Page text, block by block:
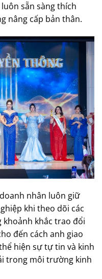
sẵn sàng thích
nâng cấp bản thân.
nhân luôn giữ
khi theo dõi các
khắc trao đổi
đến cách anh giao
hiện sự tự tin và kinh
trong môi trường kinh